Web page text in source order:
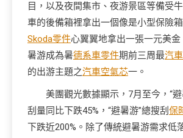
目，以及夜間集市、夜游景區等備受
車的後備箱裡拿出一個像是小型保險
Skoda零件心翼翼地拿出一張一元美
暑游成為暑德系車零件期前三周最汽
的出游主題之汽車空氣芯一。
美團觀光數據顯示，7月至今，“
刮量同比下跌45%，“避暑游”總搜刮 保
下跌近200%。除了傳統避暑游需求低